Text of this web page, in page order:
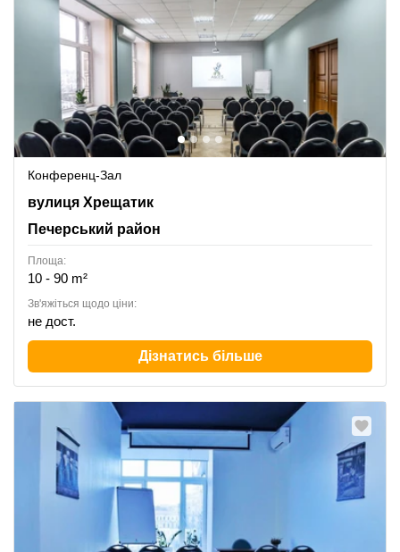
Конференц-Зал
Khreschatyk Street 7/11, Печерський район
вулиця Хрещатик
Печерський район
Площа:
10 - 90 m²
Зв'яжіться щодо ціни:
не дост.
Дізнатись більше